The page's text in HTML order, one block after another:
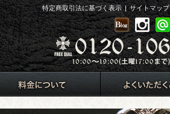
サイトマップ
|
特定商取引法に基づく表示